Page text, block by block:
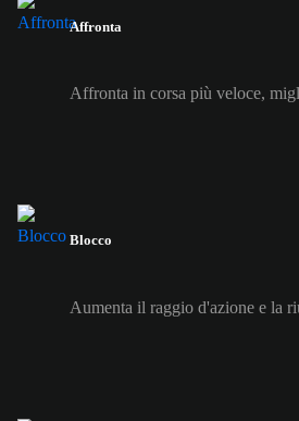
Affronta
Affronta in corsa più veloce,
Blocco
Aumenta il raggio d'azione e la